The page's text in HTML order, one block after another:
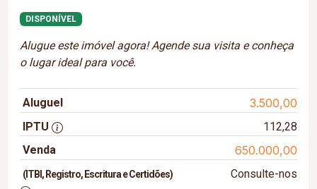
DISPONÍVEL
Alugue este imóvel agora! Agende sua visita e conheça
o lugar ideal para você.
Aluguel 3.500,00
IPTU
112,28
Venda
650.000,00
(ITBI, Registro, Escritura e Certidões) Consulte-nos